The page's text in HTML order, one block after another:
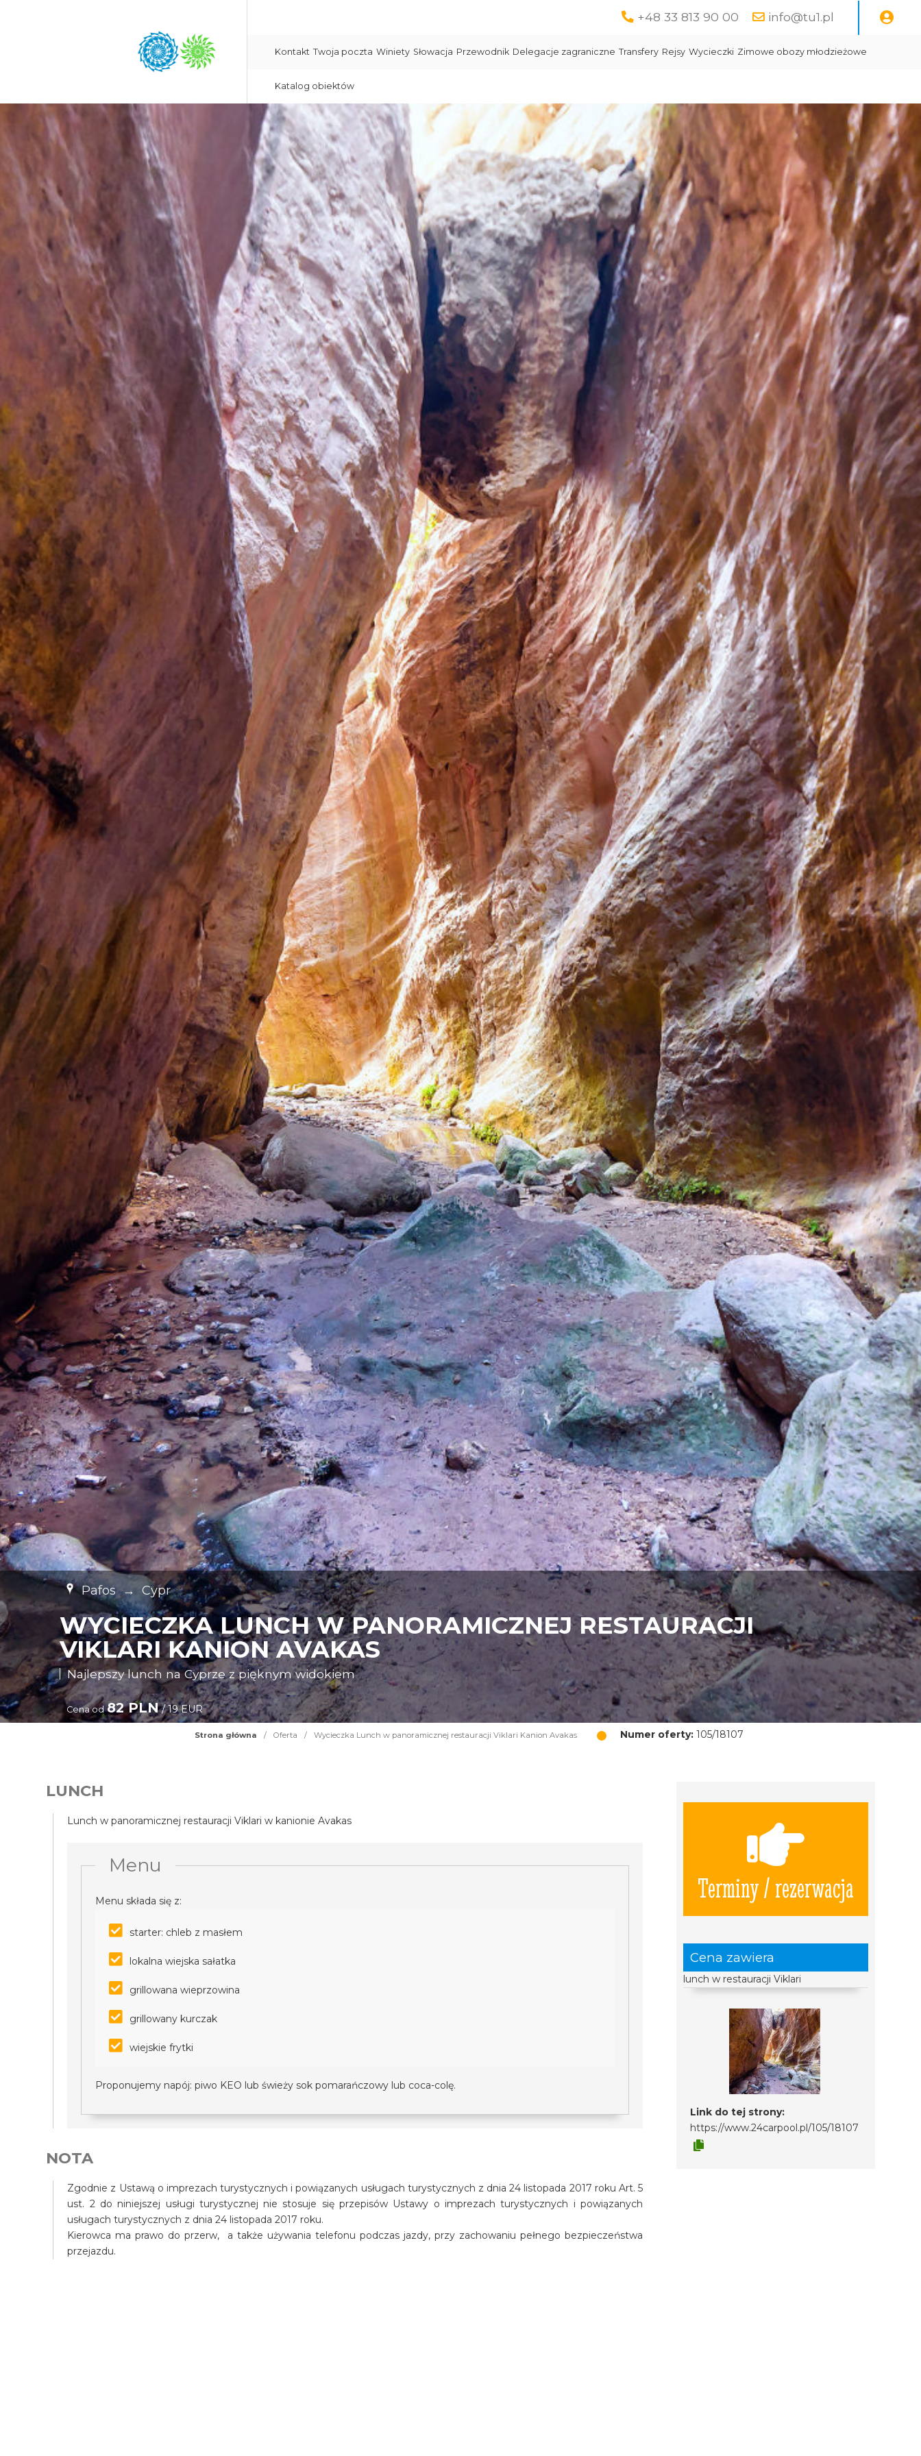
+48 33 813 90 00 info@tu1.pl
Kontakt Twoja poczta Winiety Słowacja Przewodnik Delegacje zagraniczne Transfery Rejsy Wycieczki Zimowe obozy młodzieżowe
Katalog obiektów
Pafos → Cypr
WYCIECZKA LUNCH W PANORAMICZNEJ RESTAURACJI
VIKLARI KANION AVAKAS
Najlepszy lunch na Cyprze z pięknym widokiem
Cena od 82 PLN/ 19 EUR
Strona główna / Oferta / Wycieczka Lunch w panoramicznej restauracji Viklari Kanion Avakas Numer oferty: 105/18107
Terminy / rezerwacja
Cena zawiera
lunch w restauracji Viklari
Link do tej strony:
https://www.24carpool.pl/105/18107
LUNCH
Lunch w panoramicznej restauracji Viklari w kanionie Avakas
Menu
Menu składa się z:
starter: chleb z masłem
lokalna wiejska sałatka
grillowana wieprzowina
grillowany kurczak
wiejskie frytki
Proponujemy napój: piwo KEO lub świeży sok pomarańczowy lub coca-colę.
NOTA
Zgodnie z Ustawą o imprezach turystycznych i powiązanych usługach turystycznych z dnia 24 listopada 2017 roku Art. 5
ust. 2 do niniejszej usługi turystycznej nie stosuje się przepisów Ustawy o imprezach turystycznych i powiązanych
usługach turystycznych z dnia 24 listopada 2017 roku.
Kierowca ma prawo do przerw, a także używania telefonu podczas jazdy, przy zachowaniu pełnego bezpieczeństwa
przejazdu.